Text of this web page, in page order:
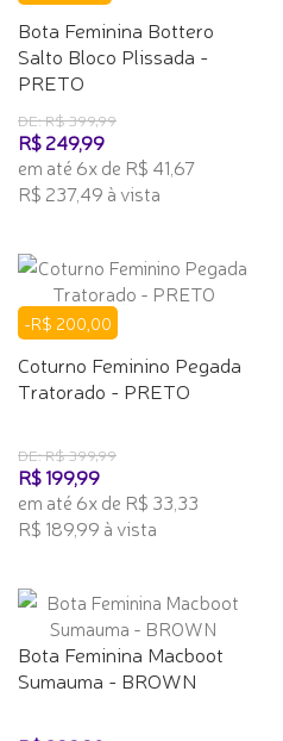
Bota Feminina Bottero
Salto Bloco Plissada -
PRETO
DE: R$ 399,99
R$ 249,99
em até 6x de R$ 41,67
R$ 237,49 à vista
-R$ 200,00
Coturno Feminino Pegada
Tratorado - PRETO
DE: R$ 399,99
R$ 199,99
em até 6x de R$ 33,33
R$ 189,99 à vista
Bota Feminina Macboot
Sumauma - BROWN